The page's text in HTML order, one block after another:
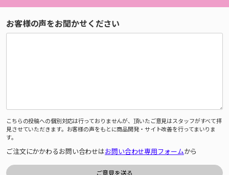
お客様の声をお聞かせください
こちらの投稿への個別対応は行っておりませんが、頂いたご意見はスタッフがすべて拝
見させていただきます。お客様の声をもとに商品開発・サイト改善を行ってまいりま
す。
ご注文にかかわるお問い合わせはお問い合わせ専用フォームから